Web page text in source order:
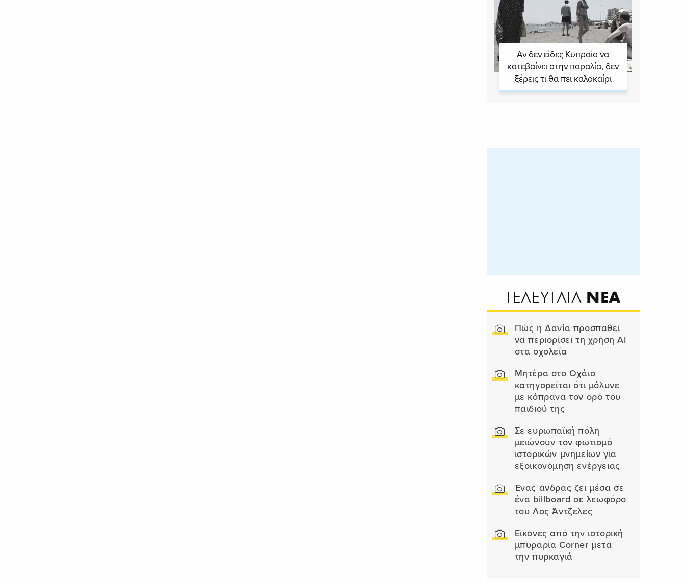
Αν δεν είδες Κυπραίο να
κατεβαίνει στην παραλία, δεν
ξέρεις τι θα πει καλοκαίρι
ΤΕΛΕΥΤΑΙΑ ΝΕΑ
Πώς η Δανία προσπαθεί
να περιορίσει τη χρήση AI
στα σχολεία
Μητέρα στο Οχάιο
κατηγορείται ότι μόλυνε
με κόπρανα τον ορό του
παιδιού της
Σε ευρωπαϊκή πόλη
μειώνουν τον φωτισμό
ιστορικών μνημείων για
εξοικονόμηση ενέργειας
Ένας άνδρας ζει μέσα σε
ένα billboard σε λεωφόρο
του Λος Άντζελες
Εικόνες από την ιστορική
μπυραρία Corner μετά
την πυρκαγιά